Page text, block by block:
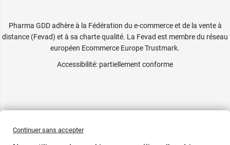
Pharma GDD adhère à la Fédération du e-commerce et de la vente à
distance (Fevad) et à sa charte qualité. La Fevad est membre du réseau
européen Ecommerce Europe Trustmark.
Accessibilité: partiellement conforme
Continuer sans accepter